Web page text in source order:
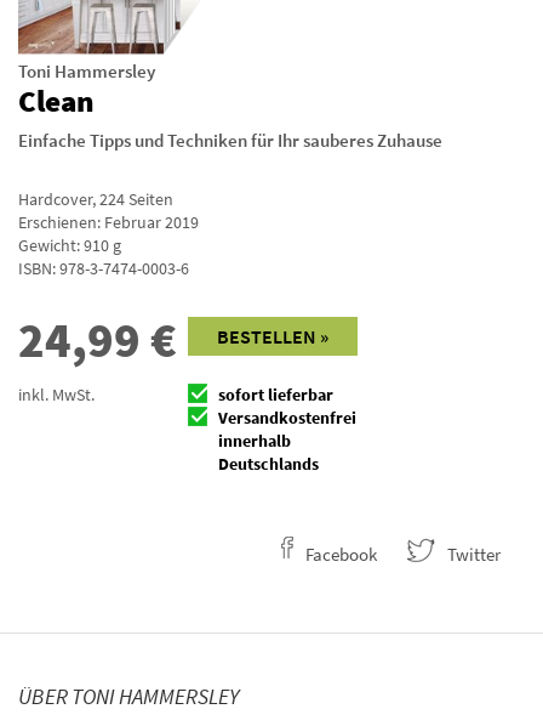
Toni Hammersley
Clean
Einfache Tipps und Techniken für Ihr sauberes Zuhause
Hardcover,224Seiten
Erschienen: Februar 2019
Gewicht: 910 g
ISBN:978-3-7474-0003-6
24,99 €
inkl. MwSt.
BESTELLEN »
sofort lieferbar
Versandkostenfrei
innerhalb
Deutschlands
Facebook Twitter
ÜBER TONI HAMMERSLEY